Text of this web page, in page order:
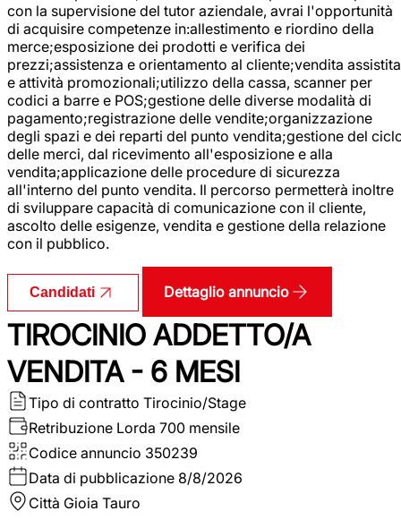
con la supervisione del tutor aziendale, avrai l'opportunità
di acquisire competenze in:allestimento e riordino della
merce;esposizione dei prodotti e verifica dei
prezzi;assistenza e orientamento al cliente;vendita assistita
e attività promozionali;utilizzo della cassa, scanner per
codici a barre e POS;gestione delle diverse modalità di
pagamento;registrazione delle vendite;organizzazione
degli spazi e dei reparti del punto vendita;gestione del
delle merci, dal ricevimento all'esposizione e alla
vendita;applicazione delle procedure di sicurezza
all'interno del punto vendita. Il percorso permetterà inoltre
di sviluppare capacità di comunicazione con il cliente,
ascolto delle esigenze, vendita e gestione della relazione
con il pubblico.
Candidati Dettaglio annuncio
TIROCINIO ADDETTO/A
VENDITA - 6 MESI
Tipo di contratto Tirocinio/Stage
Retribuzione Lorda 700 mensile
Codice annuncio 350239
Data di pubblicazione 8/8/2026
Città Gioia Tauro